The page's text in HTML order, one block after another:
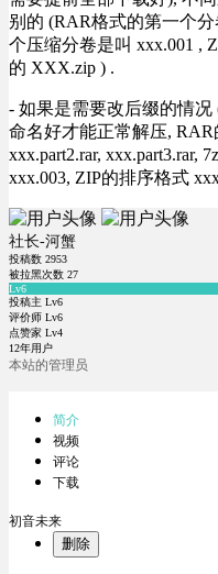
别的 (RAR格式的第一个分
个压缩分卷是叫 xxx.001 ,
的 XXX.zip ) .
- 如果是需要改后缀的情
命名好才能正常解压, RAR
xxx.part2.rar, xxx.part3.rar,
xxx.003, ZIP的排序格式
社长-河蟹
投稿数 2953
被拉黑次数 27
Lv6
投稿主 Lv6
评价师 Lv6
点赞家 Lv4
12年用户
本站的管理员
简介
视频
评论
下载
初音未来
删除